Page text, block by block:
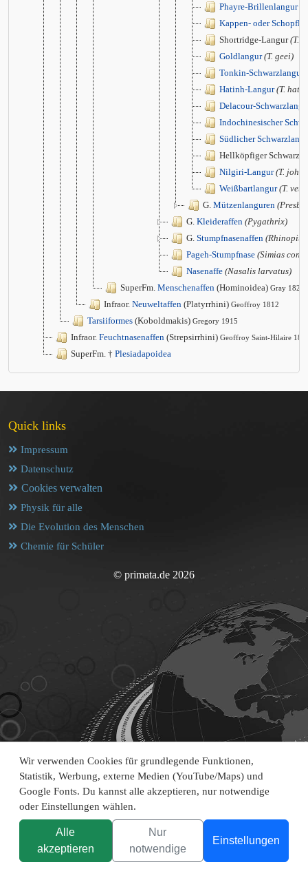
Wir verwenden Cookies für grundlegende Funktionen,
Statistik, Werbung, externe Medien (YouTube/Maps) und
Google Fonts. Du kannst alle akzeptieren, nur notwendige
oder Einstellungen wählen.
Alle
akzeptieren
Nur
notwendige
Einstellungen
Phayre-Brillenlangur
Kappen- oder
Shortridge-Langur(T.
Goldlangur (T. geei)
Tonkin-Schwarzlangur
Hatinh-Langur (T.
Delacour-
Indochinesischer
Südlicher
Hellköpfiger
Nilgiri-Langur (T.
Weißbartlangur (T.
G. Mützenlanguren
G. Kleideraffen (Pygathrix)
G. Stumpfnasenaffen
Pageh-Stumpfnase (Simias
Nasenaffe (Nasalis larvatus)
SuperFm. Menschenaffen (Hominoidea) Gray 1825
Infraor. Neuweltaffen (Platyrrhini) Geoffroy 1812
Tarsiiformes (Koboldmakis) Gregory 1915
Infraor. Feuchtnasenaffen (Strepsirrhini) Geoffroy Saint-Hilaire
SuperFm. † Plesiadapoidea
Quick links
Impressum
Datenschutz
Cookies verwalten
Physik für alle
Die Evolution des Menschen
Chemie für Schüler
© primata.de 2026